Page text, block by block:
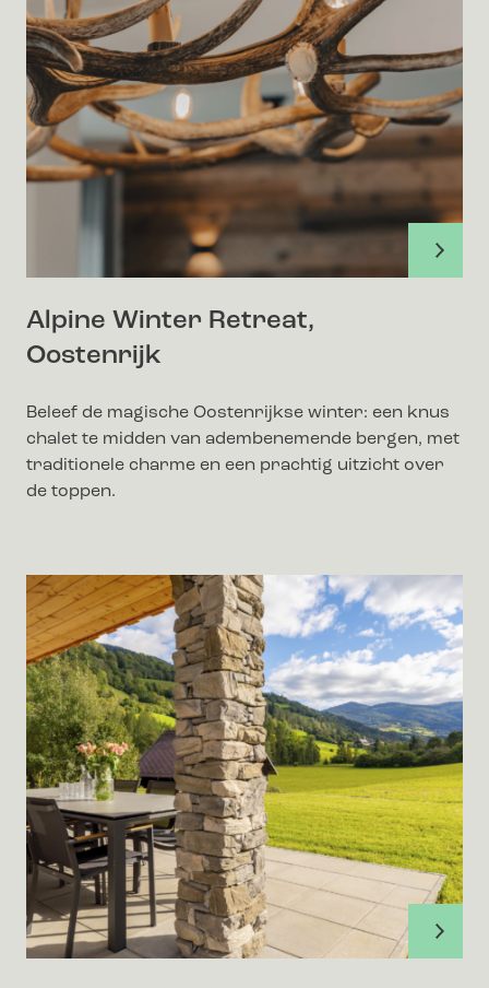
Alpine Winter Retreat,
Oostenrijk
Beleef de magische Oostenrijkse winter: een knus
chalet te midden van adembenemende bergen, met
traditionele charme en een prachtig uitzicht over
de toppen.